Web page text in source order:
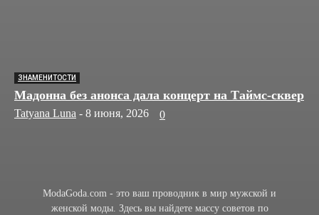
ЗНАМЕНИТОСТИ
Мадонна без анонса дала концерт на Таймс-сквер
Tatyana Luna - 8 июня, 2026 0
ModaGoda.com - это ваш проводник в мир мужской и
женской моды. Здесь вы найдете массу советов по